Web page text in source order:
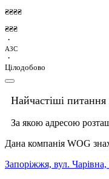
₴₴₴₴
₴₴₴
·
АЗС
·
Цілодобово
Найчастіші
За якою адресою
Дана компанія WOG
Запоріжжя, вул.